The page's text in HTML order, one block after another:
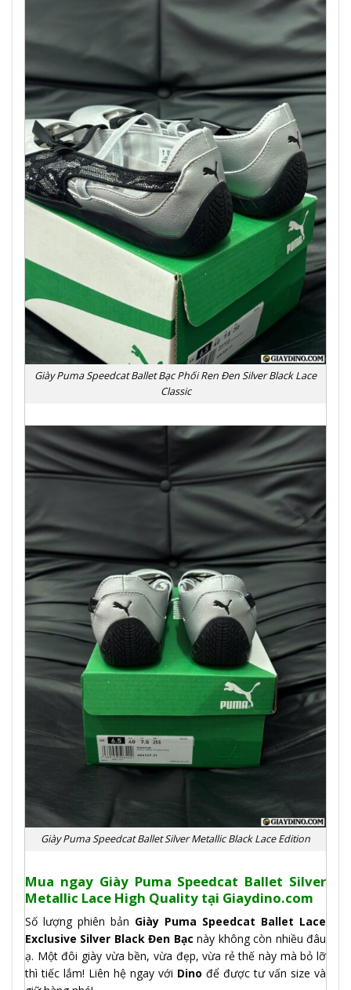
Giày Puma Speedcat Ballet Bạc Phối Ren Đen Silver Black Lace
Classic
Giày Puma Speedcat Ballet Silver Metallic Black Lace Edition
Mua ngay Giày Puma Speedcat Ballet Silver
Metallic Lace High Quality tại Giaydino.com
Số lượng phiên bản Giày Puma Speedcat Ballet Lace
Exclusive Silver Black Đen Bạc này không còn nhiều đâu
ạ. Một đôi giày vừa bền, vừa đẹp, vừa rẻ thế này mà bỏ lỡ
thì tiếc lắm! Liên hệ ngay với Dino để được tư vấn size và